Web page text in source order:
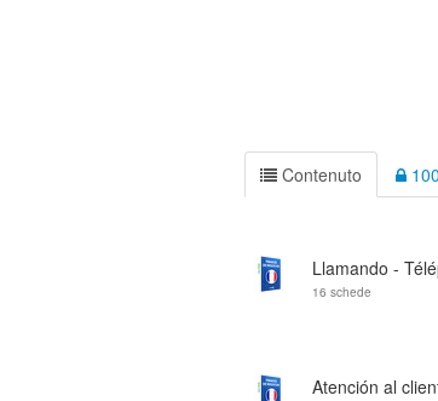
Contenuto
Llamando -
16 schede
Atención al